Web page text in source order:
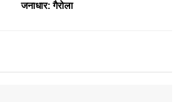
जनाधार: गैरोला